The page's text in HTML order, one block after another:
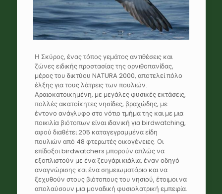
Η Σκύρος, ένας τόπος γεμάτος αντιθέσεις και
ζώνες ειδικής προστασίας της ορνιθοπανίδας,
μέρος του δικτύου NATURA 2000, αποτελεί πόλο
έλξης για τους λάτρεις των πουλιών.
Αραιοκατοικημένη, με μεγάλες φυσικές εκτάσεις,
πολλές ακατοίκητες νησίδες, βραχώδης, με
έντονο ανάγλυφο στο νότιο τμήμα της και με μια
ποικιλία βιότοπων είναι ιδανική για birdwatching,
αφού διαθέτει 205 καταγεγραμμένα είδη
πουλιών από 48 φτερωτές οικογένειες. Οι
επίδοξοι birdwatchers μπορούν απλώς να
εξοπλιστούν με ένα ζευγάρι κιάλια, έναν οδηγό
αναγνώρισης και ένα σημειωματάριο και να
ξεχυθούν στους βιότοπους του νησιού, έτοιμοι να
απολαύσουν μια μοναδική φυσιολατρική εμπειρία.